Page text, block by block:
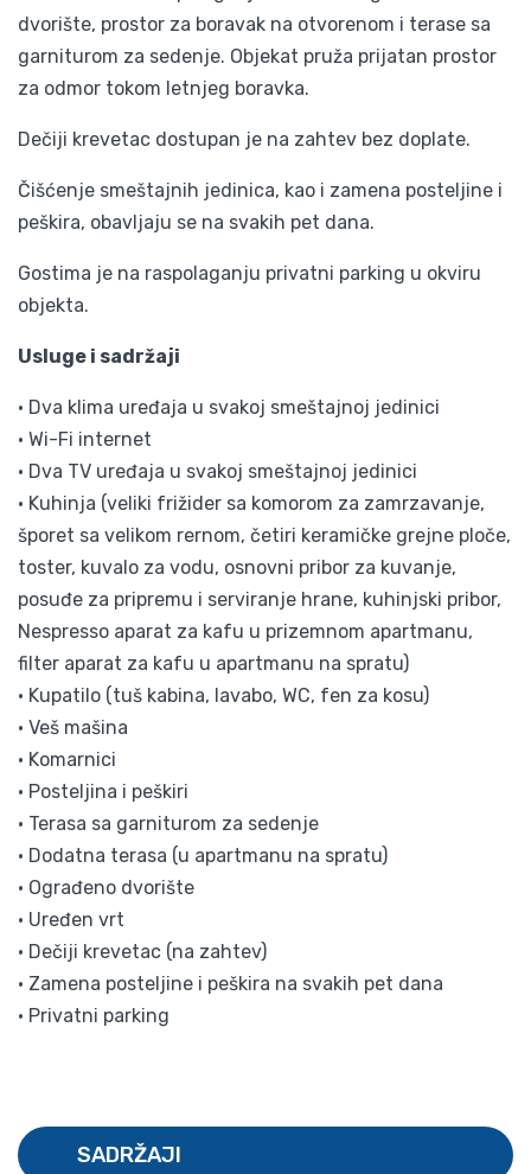
dvorište, prostor za boravak na otvorenom i terase sa
garniturom za sedenje. Objekat pruža prijatan prostor
za odmor tokom letnjeg boravka.
Dečiji krevetac dostupan je na zahtev bez doplate.
Čišćenje smeštajnih jedinica, kao i zamena posteljine i
peškira, obavljaju se na svakih pet dana.
Gostima je na raspolaganju privatni parking u okviru
objekta.
Usluge i sadržaji
• Dva klima uređaja u svakoj smeštajnoj jedinici
• Wi-Fi internet
• Dva TV uređaja u svakoj smeštajnoj jedinici
• Kuhinja (veliki frižider sa komorom za zamrzavanje,
šporet sa velikom rernom, četiri keramičke grejne ploče,
toster, kuvalo za vodu, osnovni pribor za kuvanje,
posuđe za pripremu i serviranje hrane, kuhinjski pribor,
Nespresso aparat za kafu u prizemnom apartmanu,
filter aparat za kafu u apartmanu na spratu)
• Kupatilo (tuš kabina, lavabo, WC, fen za kosu)
• Veš mašina
• Komarnici
• Posteljina i peškiri
• Terasa sa garniturom za sedenje
• Dodatna terasa (u apartmanu na spratu)
• Ograđeno dvorište
• Uređen vrt
• Dečiji krevetac (na zahtev)
• Zamena posteljine i peškira na svakih pet dana
• Privatni parking
SADRŽAJI